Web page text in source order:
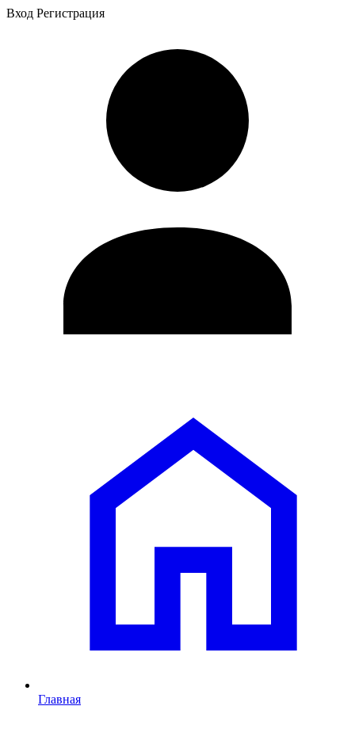
Вход Регистрация
Главная